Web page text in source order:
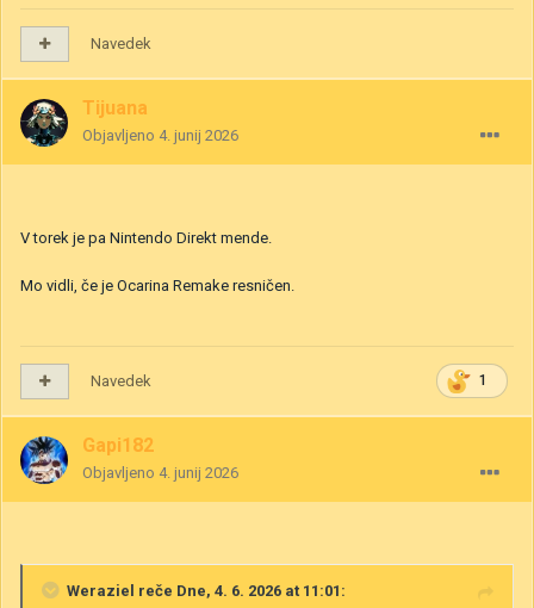
Navedek
Tijuana
Objavljeno 4. junij 2026
V torek je pa Nintendo Direkt mende.
Mo vidli, če je Ocarina Remake resničen.
1
Navedek
Gapi182
Objavljeno 4. junij 2026
Weraziel reče Dne, 4. 6. 2026 at 11:01: